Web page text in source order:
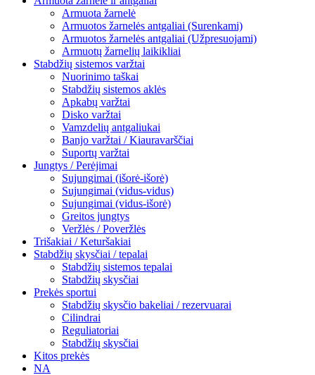
Armuota žarnelė
Armuotos žarnelės antgaliai (Surenkami)
Armuotos žarnelės antgaliai (Užpresuojami)
Armuotų žarnelių laikikliai
Stabdžių sistemos varžtai
Nuorinimo taškai
Stabdžių sistemos aklės
Apkabų varžtai
Disko varžtai
Vamzdelių antgaliukai
Banjo varžtai / Kiauravarščiai
Suportų varžtai
Jungtys / Perėjimai
Sujungimai (išorė-išorė)
Sujungimai (vidus-vidus)
Sujungimai (vidus-išorė)
Greitos jungtys
Veržlės / Poveržlės
Trišakiai / Keturšakiai
Stabdžių skysčiai / tepalai
Stabdžių sistemos tepalai
Stabdžių skysčiai
Prekės sportui
Stabdžių skysčio bakeliai / rezervuarai
Cilindrai
Reguliatoriai
Stabdžių skysčiai
Kitos prekės
NA